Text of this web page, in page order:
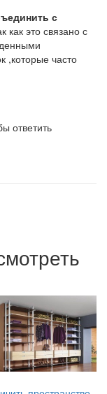
с
как это связано с
,которые часто
ответить